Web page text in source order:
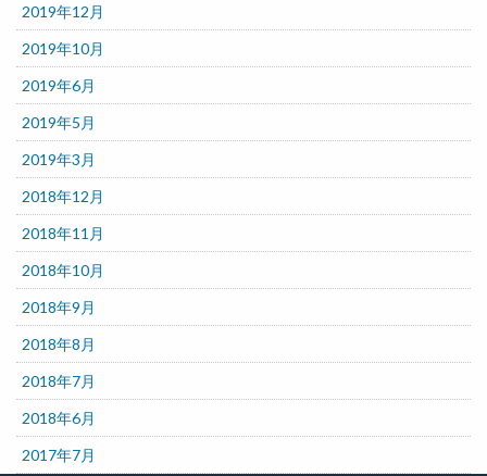
2019年12月
2019年10月
2019年6月
2019年5月
2019年3月
2018年12月
2018年11月
2018年10月
2018年9月
2018年8月
2018年7月
2018年6月
2017年7月